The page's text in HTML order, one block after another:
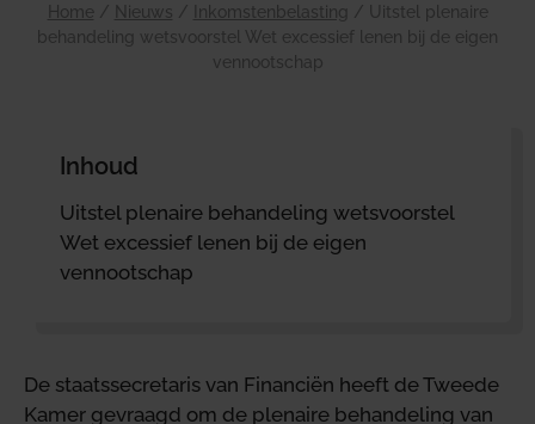
Home / Nieuws / Inkomstenbelasting / Uitstel plenaire
behandeling wetsvoorstel Wet excessief lenen bij de eigen
vennootschap
Inhoud
Uitstel plenaire behandeling wetsvoorstel
Wet excessief lenen bij de eigen
vennootschap
De staatssecretaris van Financiën heeft de Tweede
Kamer gevraagd om de plenaire behandeling van